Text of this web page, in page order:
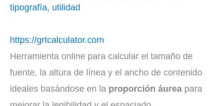
tipografía, utilidad
https://grtcalculator.com
Herramienta online para calcular el tamaño de
fuente, la altura de línea y el ancho de contenido
ideales basándose en la proporción áurea para